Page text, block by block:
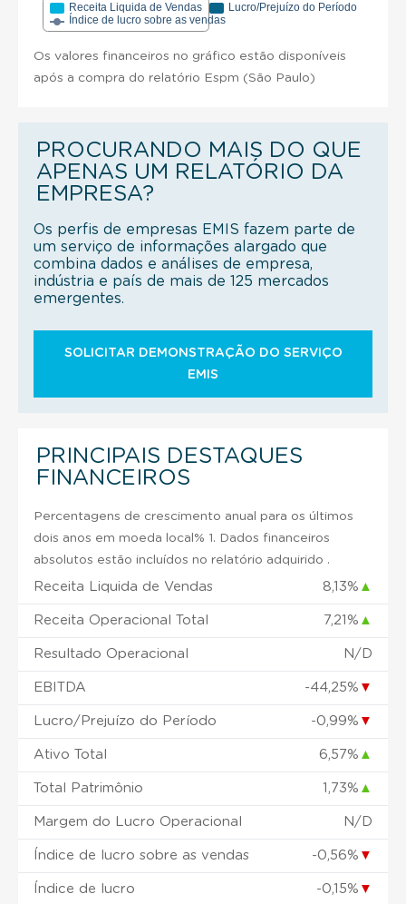
Receita Liquida de Vendas
Lucro/Prejuízo do Período
Índice de lucro sobre as vendas
Os valores financeiros no gráfico estão disponíveis
após a compra do relatório Espm (São Paulo)
PROCURANDO MAIS DO QUE
APENAS UM RELATÓRIO DA
EMPRESA?
Os perfis de empresas EMIS fazem parte de
um serviço de informações alargado que
combina dados e análises de empresa,
indústria e país de mais de 125 mercados
emergentes.
SOLICITAR DEMONSTRAÇÃO DO SERVIÇO
EMIS
PRINCIPAIS DESTAQUES
FINANCEIROS
Percentagens de crescimento anual para os últimos
dois anos em moeda local% 1. Dados financeiros
absolutos estão incluídos no relatório adquirido .
Receita Liquida de Vendas 8,13% ▲
Receita Operacional Total 7,21% ▲
Resultado Operacional N/D
EBITDA -44,25% ▼
Lucro/Prejuízo do Período -0,99% ▼
Ativo Total 6,57% ▲
Total Patrimônio 1,73% ▲
Margem do Lucro Operacional N/D
Índice de lucro sobre as vendas -0,56% ▼
Índice de lucro -0,15% ▼